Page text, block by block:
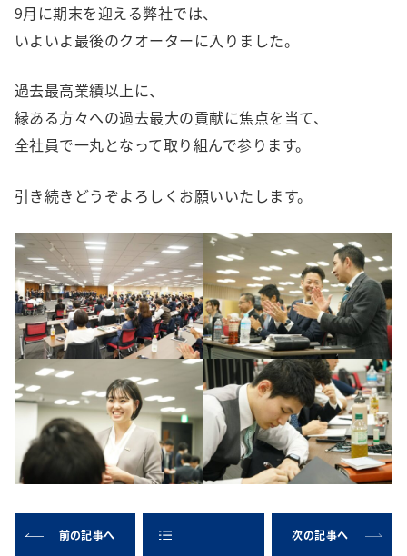
9月に期末を迎える弊社では、
いよいよ最後のクオーターに入りました。
過去最高業績以上に、
縁ある方々への過去最大の貢献に焦点を当て、
全社員で一丸となって取り組んで参ります。
引き続きどうぞよろしくお願いいたします。
前の記事へ 次の記事へ